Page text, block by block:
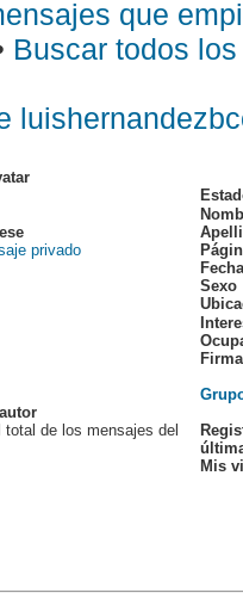
que
Buscar todos
Sexo
Firma
total de los mensajes del
Mis